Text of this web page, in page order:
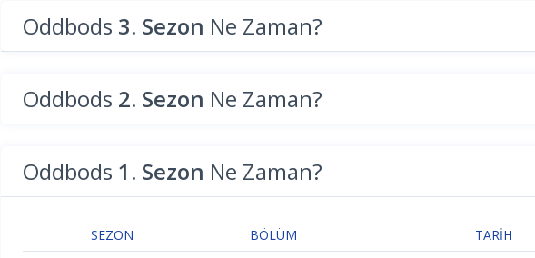
Oddbods 3. Sezon Ne Zaman?
Oddbods 2. Sezon Ne Zaman?
Oddbods 1. Sezon Ne Zaman?
SEZON BÖLÜM TARIH